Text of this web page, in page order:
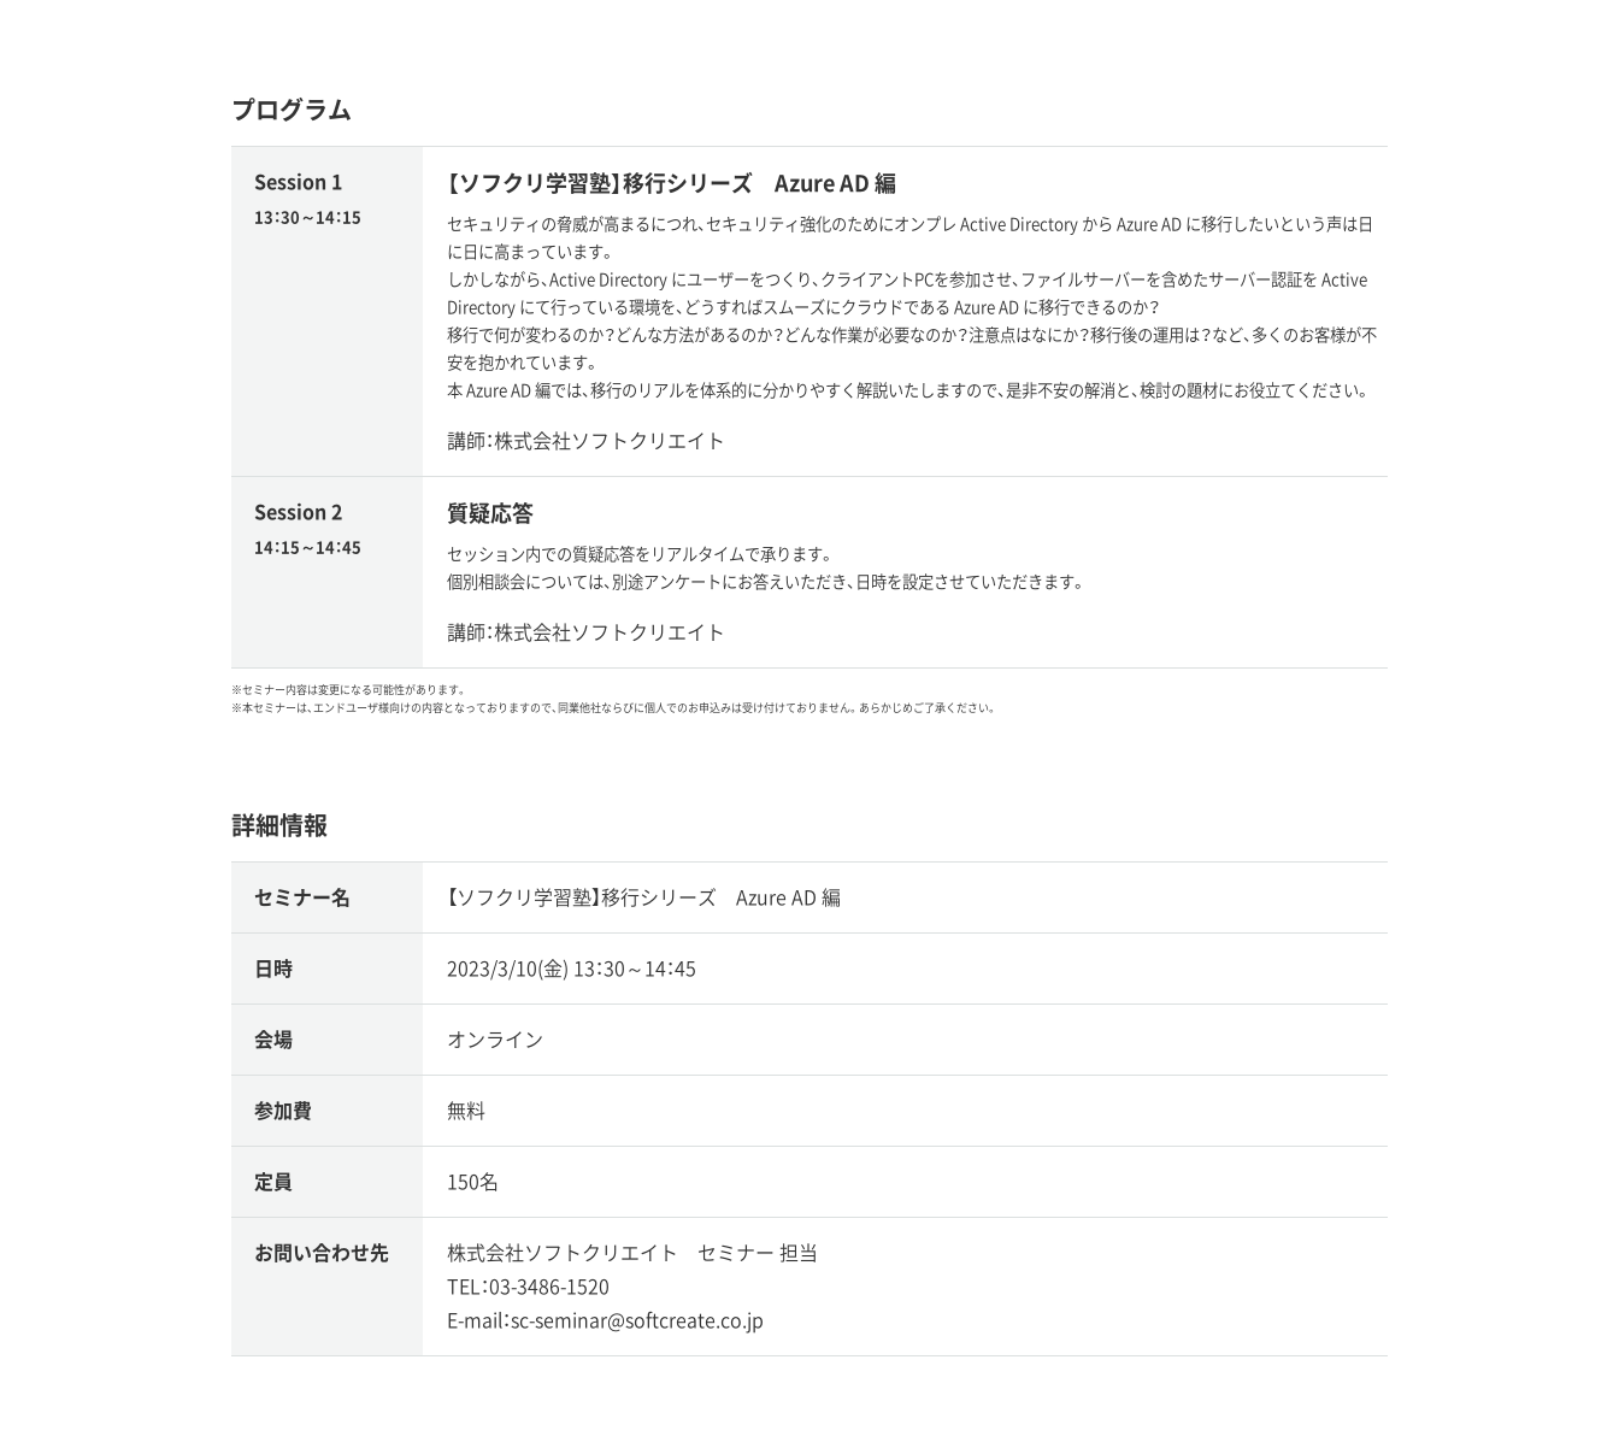
プログラム
Session 1
13：30～14：15
【ソフクリ学習塾】移行シリーズ Azure AD 編
セキュリティの脅威が高まるにつれ、セキュリティ強化のためにオンプレ Active Directory から Azure AD に移行したいという声は日
に日に高まっています。
しかしながら、Active Directory にユーザーをつくり、クライアントPCを参加させ、ファイルサーバーを含めたサーバー認証を Active
Directory にて行っている環境を、どうすればスムーズにクラウドである Azure AD に移行できるのか？
移行で何が変わるのか？どんな方法があるのか？どんな作業が必要なのか？注意点はなにか？移行後の運用は？など、多くのお客様が不
安を抱かれています。
本 Azure AD 編では、移行のリアルを体系的に分かりやすく解説いたしますので、是非不安の解消と、検討の題材にお役立てください。
講師：株式会社ソフトクリエイト
Session 2
14：15～14：45
質疑応答
セッション内での質疑応答をリアルタイムで承ります。
個別相談会については、別途アンケートにお答えいただき、日時を設定させていただきます。
講師：株式会社ソフトクリエイト
※セミナー内容は変更になる可能性があります。
※本セミナーは、エンドユーザ様向けの内容となっておりますので、同業他社ならびに個人でのお申込みは受け付けておりません。あらかじめご了承ください。
詳細情報
セミナー名 【ソフクリ学習塾】移行シリーズ Azure AD 編
日時 2023/3/10(金) 13：30～14：45
会場 オンライン
参加費 無料
定員 150名
お問い合わせ先
株式会社ソフトクリエイト セミナー 担当
TEL：03-3486-1520
E-mail：sc-seminar@softcreate.co.jp